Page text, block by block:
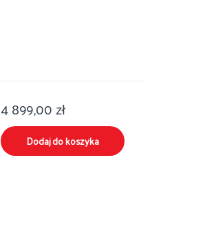
4 899,00zł
Dodaj do koszyka